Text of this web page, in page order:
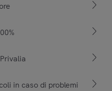
in caso di problemi